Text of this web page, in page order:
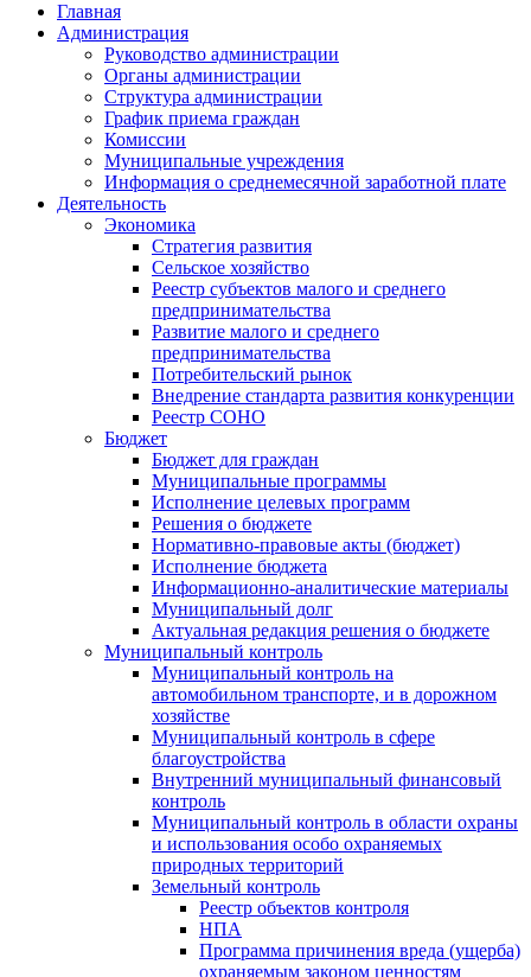
Главная
Администрация
Руководство администрации
Органы администрации
Структура администрации
График приема граждан
Комиссии
Муниципальные учреждения
Информация о среднемесячной заработной плате
Деятельность
Экономика
Стратегия развития
Сельское хозяйство
Реестр субъектов малого и среднего
предпринимательства
Развитие малого и среднего
предпринимательства
Потребительский рынок
Внедрение стандарта развития конкуренции
Реестр СОНО
Бюджет
Бюджет для граждан
Муниципальные программы
Исполнение целевых программ
Решения о бюджете
Нормативно-правовые акты (бюджет)
Исполнение бюджета
Информационно-аналитические материалы
Муниципальный долг
Актуальная редакция решения о бюджете
Муниципальный контроль
Муниципальный контроль на
автомобильном транспорте, и в дорожном
хозяйстве
Муниципальный контроль в сфере
благоустройства
Внутренний муниципальный финансовый
контроль
Муниципальный контроль в области охраны
и использования особо охраняемых
природных территорий
Земельный контроль
Реестр объектов контроля
НПА
Программа причинения вреда (ущерба)
охраняемым законом ценностям